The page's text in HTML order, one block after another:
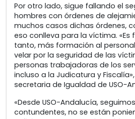
Por otro lado, sigue fallando el
hombres con órdenes de
muchos casos dichas órdenes,
eso conlleva para la víctima.
tanto, más formación al
velar por la seguridad de las
personas trabajadoras de los
incluso a la Judicatura y
secretaria de Igualdad de USO-
«Desde USO-Andalucía,
contundentes, no se están